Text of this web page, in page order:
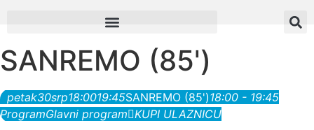
SANREMO (85')
petak30srp18:0019:45SANREMO (85')18:00 - 19:45
ProgramGlavni program KUPI ULAZNICU